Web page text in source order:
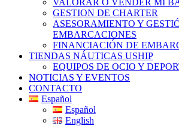
VALORAR O VENDER MI
GESTION DE CHARTER
ASESORAMIENTO Y
EMBARCACIONES
FINANCIACIÓN DE
TIENDAS NÁUTICAS USHIP
EQUIPOS DE OCIO Y
NOTICIAS Y EVENTOS
CONTACTO
Español
Español
English